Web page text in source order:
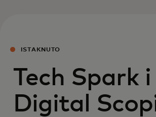
ISTAKNUTO
Tech Spark i
Digital